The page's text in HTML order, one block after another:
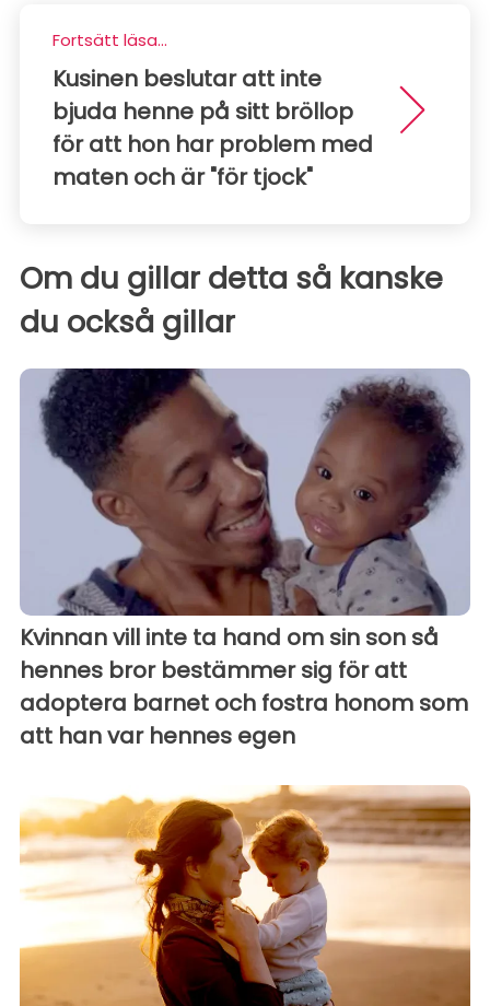
Fortsätt läsa...
Kusinen beslutar att inte
bjuda henne på sitt bröllop
för att hon har problem med
maten och är "för tjock"
Om du gillar detta så kanske
du också gillar
Kvinnan vill inte ta hand om sin son så
hennes bror bestämmer sig för att
adoptera barnet och fostra honom som
att han var hennes egen